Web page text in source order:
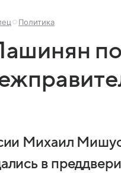
Политика
Михаил
в